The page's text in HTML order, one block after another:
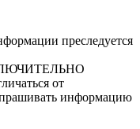
преследуется
от
информацию